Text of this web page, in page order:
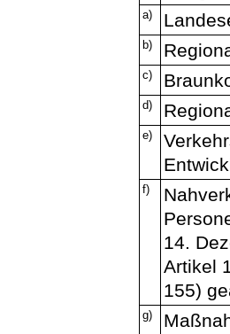
a)
b)
c)
d)
e)
f)
14.
Artikel
155)
g)